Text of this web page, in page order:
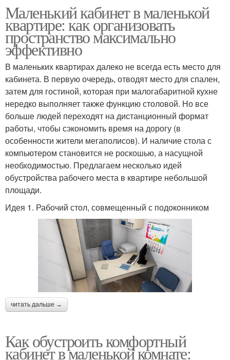
Маленький кабинет в маленькой
квартире: как организовать
пространство максимально
эффективно
В маленьких квартирах далеко не всегда есть место для
кабинета. В первую очередь, отводят место для спален,
затем для гостиной, которая при малогабаритной кухне
нередко выполняет также функцию столовой. Но все
больше людей переходят на дистанционный формат
работы, чтобы сэкономить время на дорогу (в
особенности жители мегаполисов). И наличие стола с
компьютером становится не роскошью, а насущной
необходимостью. Предлагаем несколько идей
обустройства рабочего места в квартире небольшой
площади.
Идея 1. Рабочий стол, совмещенный с подоконником
читать дальше →
Как обустроить комфортный
кабинет в маленькой комнате: